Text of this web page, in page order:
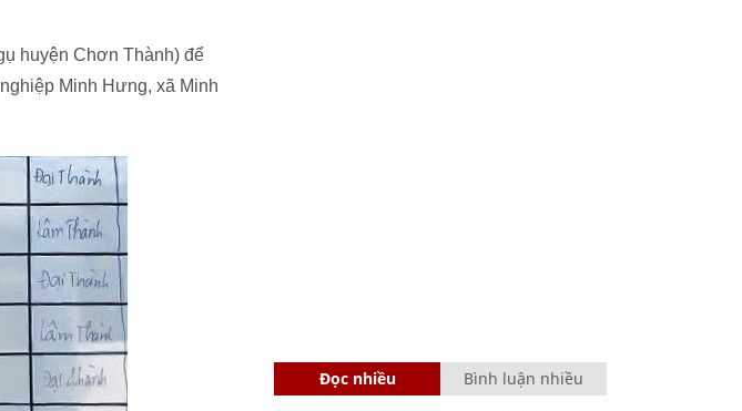
huyện Chơn Thành) để
Minh Hưng, xã Minh
Đọc nhiều Bình luận nhiều